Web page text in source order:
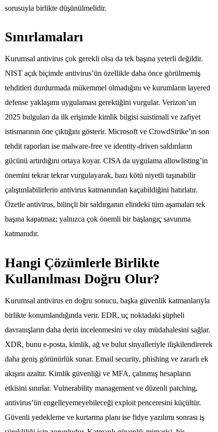
sorusuyla birlikte düşünülmelidir.
Sınırlamaları
Kurumsal antivirus çok gerekli olsa da tek başına yeterli değildir.
NIST açık biçimde antivirus’ün özellikle daha önce görülmemiş
tehditleri durdurmada mükemmel olmadığını ve kurumların layered
defense yaklaşımı uygulaması gerektiğini vurgular. Verizon’un
2025 bulguları da ilk erişimde kimlik bilgisi suistimali ve zafiyet
istismarının öne çıktığını gösterir. Microsoft ve CrowdStrike’ın son
tehdit raporları ise malware-free ve identity-driven saldırıların
gücünü artırdığını ortaya koyar. CISA da uygulama allowlisting’in
önemini tekrar tekrar vurgulayarak, bazı kötü niyetli taşınabilir
çalıştırılabilirlerin antivirus katmanından kaçabildiğini hatırlatır.
Özetle antivirus, bilinçli bir saldırganın elindeki tüm aşamaları tek
başına kapatmaz; yalnızca çok önemli bir başlangıç savunma
katmanıdır.
Hangi Çözümlerle Birlikte
Kullanılması Doğru Olur?
Kurumsal antivirus en doğru sonucu, başka güvenlik katmanlarıyla
birlikte konumlandığında verir. EDR, uç noktadaki şüpheli
davranışların daha derin incelenmesini ve olay müdahalesini sağlar.
XDR, bunu e-posta, kimlik, ağ ve bulut sinyalleriyle ilişkilendirerek
daha geniş görünürlük sunar. Email security, phishing ve zararlı ek
akışını azaltır. Kimlik güvenliği ve MFA, çalınmış hesapların
etkisini sınırlar. Vulnerability management ve düzenli patching,
antivirus’ün engelleyemeyebileceği exploit penceresini küçültür.
Güvenli yedekleme ve kurtarma planı ise fidye yazılımı sonrası iş